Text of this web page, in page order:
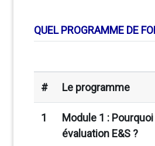
QUEL PROGRAMME DE
# Le programme
1
Module 1 :
évaluation E&S ?